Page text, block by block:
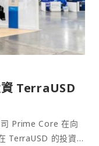
TerraUSD
Prime Core 在向
TerraUSD 的投資